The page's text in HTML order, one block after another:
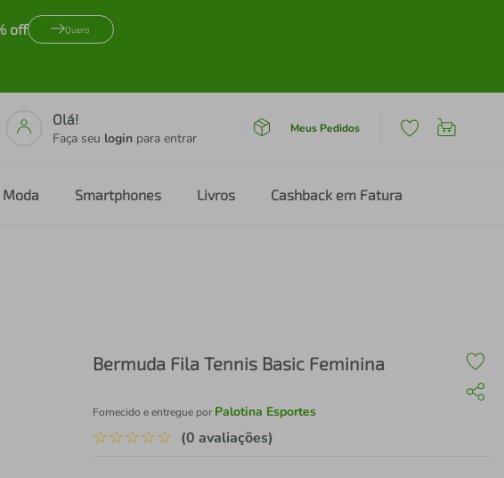
off Quero
Olá!
Faça seu login para entrar
Meus Pedidos
Moda Smartphones Livros Cashback em Fatura
Bermuda Fila Tennis Basic Feminina
Fornecido e entregue por Palotina Esportes
☆☆☆☆☆ (0 avaliações)